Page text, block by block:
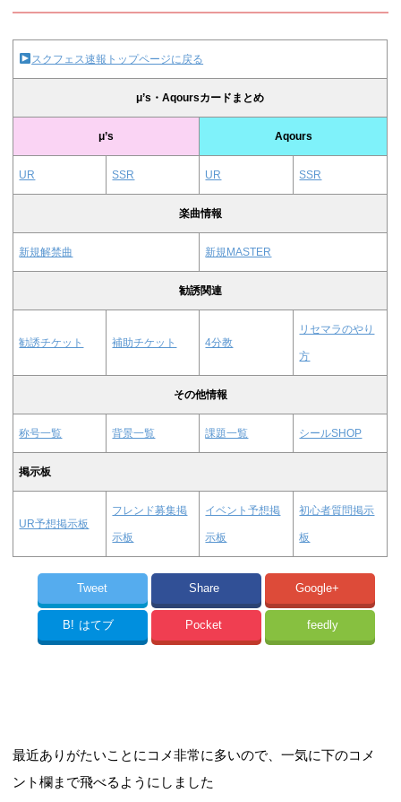
スクフェス速報トップページに戻る
μ’s・Aqoursカードまとめ
μ’s Aqours
UR SSR UR SSR
楽曲情報
新規解禁曲 新規MASTER
勧誘関連
勧誘チケット 補助チケット 4分教
リセマラのやり
方
その他情報
称号一覧 背景一覧 課題一覧 シールSHOP
掲示板
UR予想掲示板
フレンド募集掲
示板
イベント予想掲
示板
初心者質問掲示
板
Tweet Share Google+
B! はてブ Pocket feedly
最近ありがたいことにコメ非常に多いので、一気に下のコメ
ント欄まで飛べるようにしました